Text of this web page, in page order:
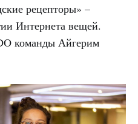
рецепторы» –
Интернета вещей.
команды Айгерим